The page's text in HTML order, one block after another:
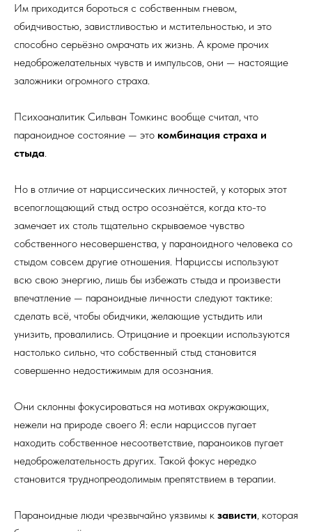
Им приходится бороться с собственным гневом,
обидчивостью, завистливостью и мстительностью, и это
способно серьёзно омрачать их жизнь. А кроме прочих
недоброжелательных чувств и импульсов, они — настоящие
заложники огромного страха.
Психоаналитик Сильван Томкинс вообще считал, что
параноидное состояние — это комбинация страха и
стыда.
Но в отличие от нарциссических личностей, у которых этот
всепоглощающий стыд остро осознаётся, когда кто-то
замечает их столь тщательно скрываемое чувство
собственного несовершенства, у параноидного человека со
стыдом совсем другие отношения. Нарциссы используют
всю свою энергию, лишь бы избежать стыда и произвести
впечатление — параноидные личности следуют тактике:
сделать всё, чтобы обидчики, желающие устыдить или
унизить, провалились. Отрицание и проекции используются
настолько сильно, что собственный стыд становится
совершенно недостижимым для осознания.
Они склонны фокусироваться на мотивах окружающих,
нежели на природе своего Я: если нарциссов пугает
находить собственное несоответствие, параноиков пугает
недоброжелательность других. Такой фокус нередко
становится труднопреодолимым препятствием в терапии.
Параноидные люди чрезвычайно уязвимы к зависти, которая